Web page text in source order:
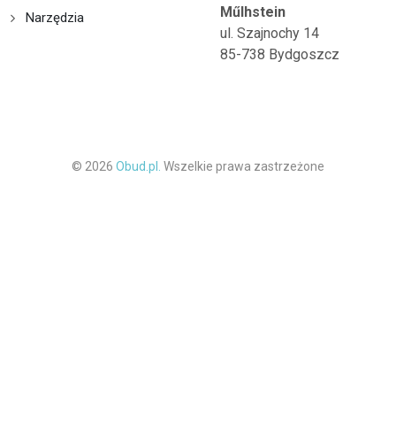
Narzędzia
Műlhstein
ul. Szajnochy 14
85-738 Bydgoszcz
© 2026 Obud.pl. Wszelkie prawa zastrzeżone